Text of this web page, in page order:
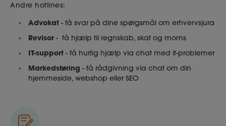
Andre hotlines:
Advokat - få svar på dine spørgsmål om erhvervsjura
Revisor - få hjælp til regnskab, skat og moms
IT-support - få hurtig hjælp via chat med it-problemer
Markedsføring - få rådgivning via chat om din
hjemmeside, webshop eller SEO